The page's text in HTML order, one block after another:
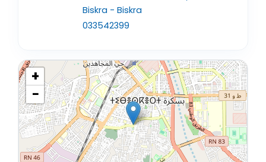
Biskra - Biskra
033542399
+
−